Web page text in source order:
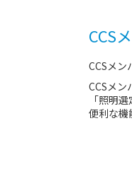
CCS
CCSメン
CCSメ
「照明
便利な機